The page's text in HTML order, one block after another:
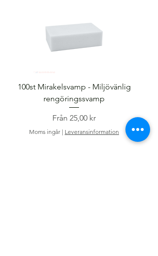
100st Mirakelsvamp - Miljövänlig
rengöringssvamp
Från 25,00 kr
Reapris
Moms ingår | Leveransinformation